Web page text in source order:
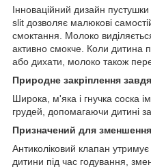
Інноваційний дизайн
slit дозволяє малюкові
смоктання. Молоко
активно смокче. Коли дитина
або дихати, молоко також
Природне закріплення
Широка, м'яка і гнучка соска
грудей, допомагаючи дитині
Призначений для
Антиколіковий клапан
дитини під час годування,